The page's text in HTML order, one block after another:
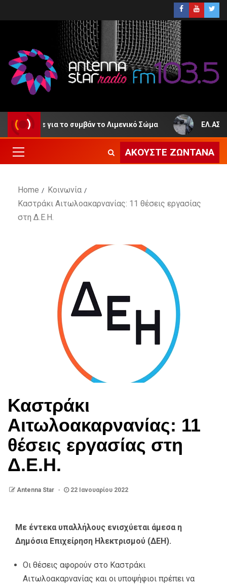
για το συμβάν το Λιμενικό Σώμα ΕΛ.ΑΣ. –
ΑΚΟΎΣΤΕ ΖΩΝΤΑΝΆ
Home
Κοινωνία
Καστράκι Αιτωλοακαρνανίας: 11 θέσεις εργασίας
στη Δ.Ε.Η.
Καστράκι
Αιτωλοακαρνανίας: 11
θέσεις εργασίας στη
Δ.Ε.Η.
Antenna Star 22 Ιανουαρίου 2022
Με έντεκα υπαλλήλους ενισχύεται άμεσα η
Δημόσια Επιχείρηση Ηλεκτρισμού (ΔΕΗ).
Οι θέσεις αφορούν στο Καστράκι
Αιτωλοακαρνανίας και οι υποψήφιοι πρέπει να